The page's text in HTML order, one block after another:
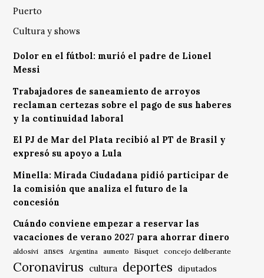
Puerto
Cultura y shows
Dolor en el fútbol: murió el padre de Lionel
Messi
Trabajadores de saneamiento de arroyos
reclaman certezas sobre el pago de sus haberes
y la continuidad laboral
El PJ de Mar del Plata recibió al PT de Brasil y
expresó su apoyo a Lula
Minella: Mirada Ciudadana pidió participar de
la comisión que analiza el futuro de la
concesión
Cuándo conviene empezar a reservar las
vacaciones de verano 2027 para ahorrar dinero
aldosivi anses Argentina aumento Básquet concejo deliberante
Coronavirus cultura deportes diputados